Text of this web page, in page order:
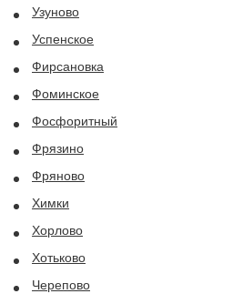
Узуново
Успенское
Фирсановка
Фоминское
Фосфоритный
Фрязино
Фряново
Химки
Хорлово
Хотьково
Черепово